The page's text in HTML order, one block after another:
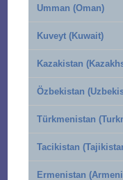
Umman (Oman)
Kuveyt (Kuwait)
Kazakistan
Özbekistan
Türkmenistan
Tacikistan
Ermenistan